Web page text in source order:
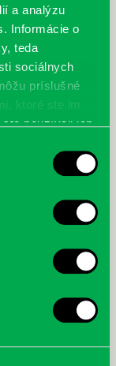
a analýzu
Informácie o
teda
sociálnych
príslušné
ktoré ste im
používali ich